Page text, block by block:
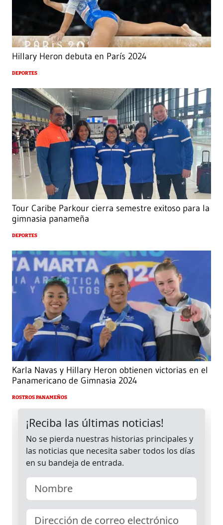
Hillary Heron debuta en París 2024
DEPORTES
Tour Caribe Parkour cierra semestre exitoso para la
gimnasia panameña
DEPORTES
Karla Navas y Hillary Heron obtienen victorias en el
Panamericano de Gimnasia 2024
ROSTROS PANAMEÑOS